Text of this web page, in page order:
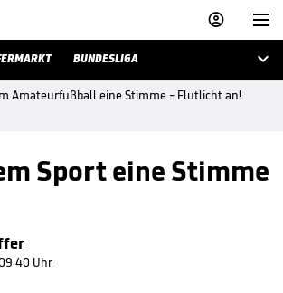


BUNDESLIGA 
Amateurfußball eine Stimme - Flutlicht an!
Sport eine Stimme
Uhr